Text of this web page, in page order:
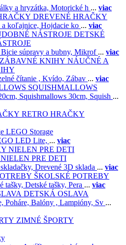
a hryzátka, Motorické h ... viac
DREVENÉ HRAČKY
koľajnice, Hojdacie ko ... viac
DETSKÉ
Bicie súpravy a bubny, Mikrof ... viac
NÁUČNÉ A
čítanie , Kvído, Zábav ... viac
SQUISHMALLOWS
Squishmallows 30cm, Squish ...
RETRO HRAČKY
LEGO Storage
LED Lite, ... viac
PRE DETI
Drevené 3D sklada ... viac
ŠKOLSKÉ POTREBY
tašky, Detské tašky, Pera ... viac
DETSKÁ OSLAVA
Poháre, Balóny , Lampióny, Sv ...
ZIMNÉ ŠPORTY